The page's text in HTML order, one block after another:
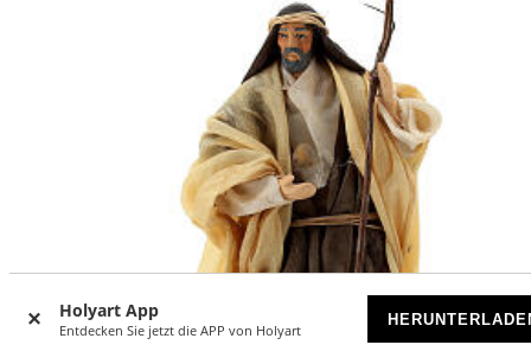
Holyart App
Entdecken Sie jetzt die APP von Holyart